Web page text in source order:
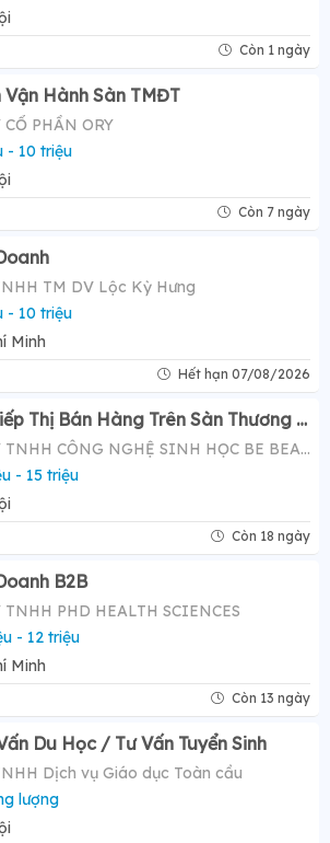
Còn 1 ngày
Vận Hành Sàn TMĐT
CỔ PHẦN ORY
- 10 triệu
Còn 7 ngày
TM DV Lộc Kỳ Hưng
- 10 triệu
Minh
Hết hạn 07/08/2026
Tuyển Quản Lý Tiếp Thị Bán Hàng Trên Sàn Thương Mại Điện Tử ( Tiktok Shop)- Mức Lương Hấp Dẫn 12-20 Triệu
CÔNG TY TNHH CÔNG NGHỆ SINH HỌC BE BEAUTY
- 15 triệu
Còn 18 ngày
B2B
TNHH PHD HEALTH SCIENCES
- 12 triệu
Minh
Còn 13 ngày
Du Học / Tư Vấn Tuyển Sinh
Dịch vụ Giáo dục Toàn cầu
lượng